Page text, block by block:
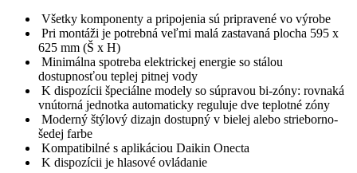
Všetky komponenty a pripojenia sú pripravené vo výrobe
Pri montáži je potrebná veľmi malá zastavaná plocha 595 x
625 mm (Š x H)
Minimálna spotreba elektrickej energie so stálou
dostupnosťou teplej pitnej vody
K dispozícii špeciálne modely so súpravou bi-zóny: rovnaká
vnútorná jednotka automaticky reguluje dve teplotné zóny
Moderný štýlový dizajn dostupný v bielej alebo strieborno-
šedej farbe
Kompatibilné s aplikáciou Daikin Onecta
K dispozícii je hlasové ovládanie